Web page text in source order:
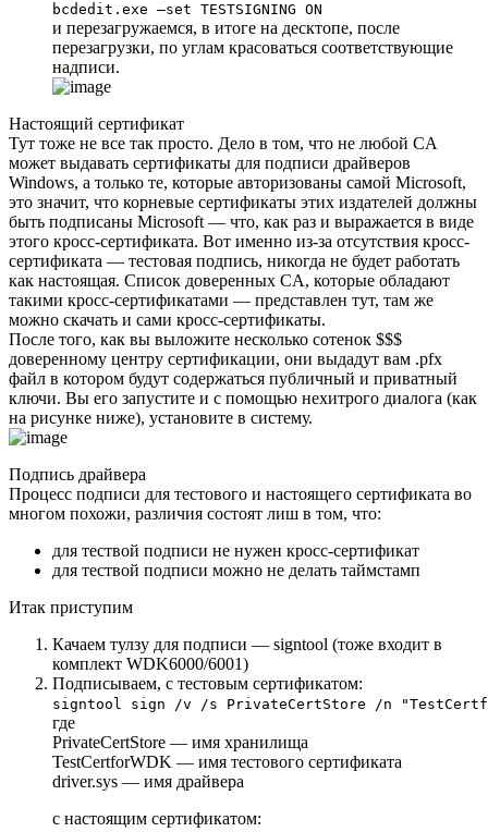
bcdedit.exe –set TESTSIGNING ON
и перезагружаемся, в итоге на десктопе, после
перезагрузки, по углам красоваться соответствующие
надписи.
Настоящий сертификат
Тут тоже не все так просто. Дело в том, что не любой CA
может выдавать сертификаты для подписи драйверов
Windows, а только те, которые авторизованы самой Microsoft,
это значит, что корневые сертификаты этих издателей должны
быть подписаны Microsoft — что, как раз и выражается в виде
этого кросс-сертификата. Вот именно из-за отсутствия кросс-
сертификата — тестовая подпись, никогда не будет работать
как настоящая. Список доверенных CA, которые обладают
такими кросс-сертификатами — представлен тут, там же
можно скачать и сами кросс-сертификаты.
После того, как вы выложите несколько сотенок $$$
доверенному центру сертификации, они выдадут вам .pfx
файл в котором будут содержаться публичный и приватный
ключи. Вы его запустите и с помощью нехитрого диалога (как
на рисунке ниже), установите в систему.
Подпись драйвера
Процесс подписи для тестового и настоящего сертификата во
многом похожи, различия состоят лиш в том, что:
для тествой подписи не нужен кросс-сертификат
для тествой подписи можно не делать таймстамп
Итак приступим
Качаем тулзу для подписи — signtool (тоже входит в
комплект WDK6000/6001)
Подписываем, с тестовым сертификатом:
signtool sign /v /s PrivateCertStore /n
где
PrivateCertStore — имя хранилища
TestCertforWDK — имя тестового сертификата
driver.sys — имя драйвера
с настоящим сертификатом: